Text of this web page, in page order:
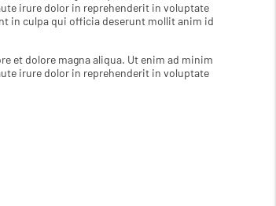
irure dolor in reprehenderit in voluptate
in culpa qui officia deserunt mollit anim id
et dolore magna aliqua. Ut enim ad minim
irure dolor in reprehenderit in voluptate